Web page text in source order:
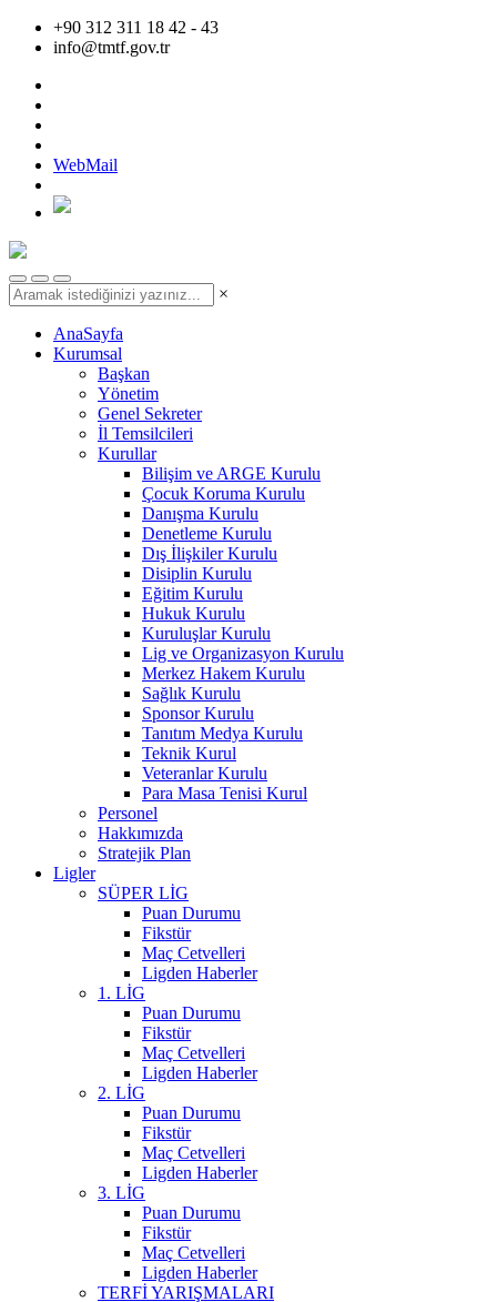
+90 312 311 18 42 - 43
info@tmtf.gov.tr
WebMail
×
AnaSayfa
Kurumsal
Başkan
Yönetim
Genel Sekreter
İl Temsilcileri
Kurullar
Bilişim ve ARGE Kurulu
Çocuk Koruma Kurulu
Danışma Kurulu
Denetleme Kurulu
Dış İlişkiler Kurulu
Disiplin Kurulu
Eğitim Kurulu
Hukuk Kurulu
Kuruluşlar Kurulu
Lig ve Organizasyon Kurulu
Merkez Hakem Kurulu
Sağlık Kurulu
Sponsor Kurulu
Tanıtım Medya Kurulu
Teknik Kurul
Veteranlar Kurulu
Para Masa Tenisi Kurul
Personel
Hakkımızda
Stratejik Plan
Ligler
SÜPER LİG
Puan Durumu
Fikstür
Maç Cetvelleri
Ligden Haberler
1. LİG
Puan Durumu
Fikstür
Maç Cetvelleri
Ligden Haberler
2. LİG
Puan Durumu
Fikstür
Maç Cetvelleri
Ligden Haberler
3. LİG
Puan Durumu
Fikstür
Maç Cetvelleri
Ligden Haberler
TERFİ YARIŞMALARI